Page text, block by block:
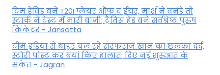
टिम डेविड बने T20I प्लेयर ऑफ द ईयर, मार्श ने वनडे तो
स्टार्क ने टेस्ट में मारी बाजी; ट्रैविस हेड बने सर्वश्रेष्ठ पुरुष
क्रिकेटर - Jansatta
टीम इंडिया से बाहर चल रहे सरफराज खान का छलका दर्द,
स्टोरी पोस्ट कर बयां किए हालात; दिए नई शुरुआत के
संकेत - Jagran